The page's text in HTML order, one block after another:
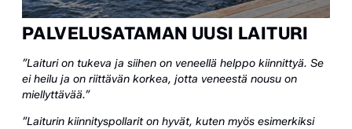
PALVELUSATAMAN UUSI LAITURI
”Laituri on tukeva ja siihen on veneellä helppo kiinnittyä. Se
ei heilu ja on riittävän korkea, jotta veneestä nousu on
miellyttävää.”
”Laiturin kiinnityspollarit on hyvät, kuten myös esimerkiksi